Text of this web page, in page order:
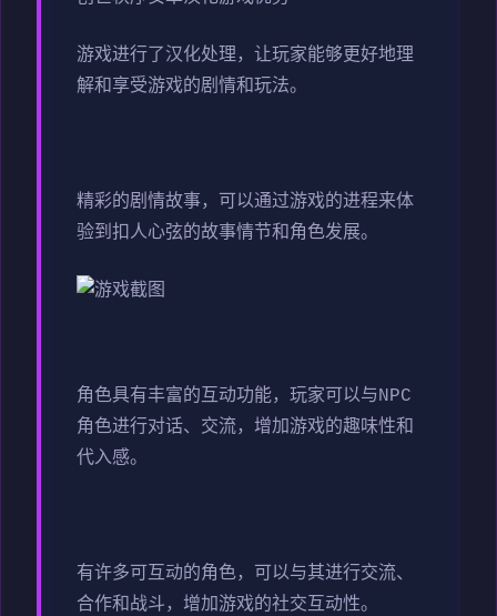
游戏进行了汉化处理，让玩家能够更好地理
解和享受游戏的剧情和玩法。
精彩的剧情故事，可以通过游戏的进程来体
验到扣人心弦的故事情节和角色发展。
角色具有丰富的互动功能，玩家可以与NPC
角色进行对话、交流，增加游戏的趣味性和
代入感。
有许多可互动的角色，可以与其进行交流、
合作和战斗，增加游戏的社交互动性。